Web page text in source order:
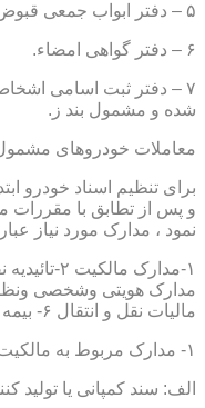
۵ – دفتر ابواب جمعی قبوض سپرده و اوراق بهادار.
۶ – دفتر گواهی امضاء.
۷ – دفتر ثبت اسامی
شده و مشمول بند ز.
معاملات خودروهای مشمول
برای تنظیم اسناد خودرو
و پس از تطابق با مقررات
نمود ، مدارک مورد نیاز
مالیات نقل و انتقال ۶- بیمه نامه شخص ثالث معتبر ۷-کارت سوخت
۱- مدارک مربوط به مالکیت فروشنده که عبارتند از
الف: سند کمپانی یا تولید